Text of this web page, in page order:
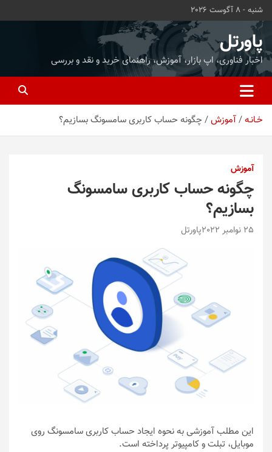
محتوا
بروید
شنبه - 8 آگوست 2026
پاورتل
اخبار فناوری، اپ بازار، آموزش، راهنمای خرید و نقد و بررسی
خـانـه آموزش چگونه حساب کاربری سامسونگ بسازیم؟
آموزش
چگونه حساب کاربری سامسونگ
بسازیم؟
25 نوامبر 2022 پاورتل
این مطلب آموزشی به نحوه ایجاد حساب کاربری سامسونگ روی
موبایل، تبلت و کامپیوتر پرداخته است.